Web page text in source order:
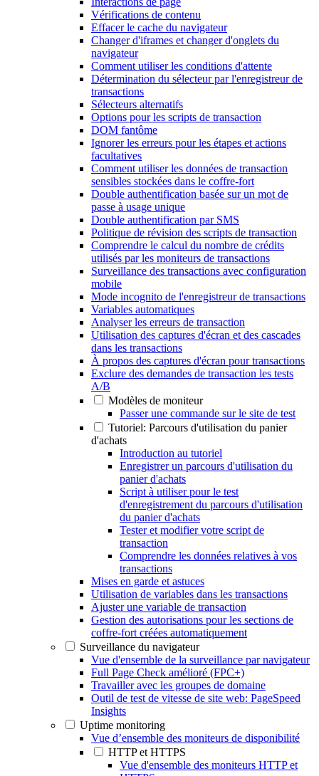
Vérifications de contenu
Effacer le cache du navigateur
Changer d'iframes et changer d'onglets du
navigateur
Comment utiliser les conditions d'attente
Détermination du sélecteur par l'enregistreur de
transactions
Sélecteurs alternatifs
Options pour les scripts de transaction
DOM fantôme
Ignorer les erreurs pour les étapes et actions
facultatives
Comment utiliser les données de transaction
sensibles stockées dans le coffre-fort
Double authentification basée sur un mot de
passe à usage unique
Double authentification par SMS
Politique de révision des scripts de transaction
Comprendre le calcul du nombre de crédits
utilisés par les moniteurs de transactions
Surveillance des transactions avec configuration
mobile
Mode incognito de l'enregistreur de transactions
Variables automatiques
Analyser les erreurs de transaction
Utilisation des captures d'écran et des cascades
dans les transactions
À propos des captures d'écran pour transactions
Exclure des demandes de transaction les tests
A/B
Modèles de moniteur
Passer une commande sur le site de test
Tutoriel: Parcours d'utilisation du panier
d'achats
Introduction au tutoriel
Enregistrer un parcours d'utilisation du
panier d'achats
Script à utiliser pour le test
d'enregistrement du parcours d'utilisation
du panier d'achats
Tester et modifier votre script de
transaction
Comprendre les données relatives à vos
transactions
Mises en garde et astuces
Utilisation de variables dans les transactions
Ajuster une variable de transaction
Gestion des autorisations pour les sections de
coffre-fort créées automatiquement
Surveillance du navigateur
Vue d'ensemble de la surveillance par navigateur
Full Page Check amélioré (FPC+)
Travailler avec les groupes de domaine
Outil de test de vitesse de site web: PageSpeed
Insights
Uptime monitoring
Vue d’ensemble des moniteurs de disponibilité
HTTP et HTTPS
Vue d'ensemble des moniteurs HTTP et